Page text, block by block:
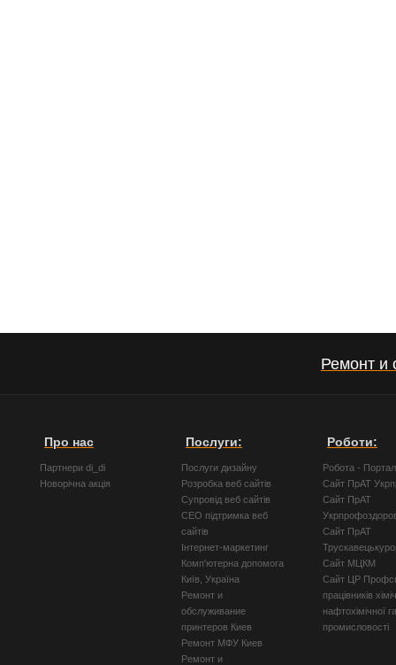
Ремонт и
Про нас
Партнери di_di
Новорічна акція
Послуги:
Послуги дизайну
Розробка веб сайтів
Супровід веб сайтів
СЕО підтримка веб
сайтів
Інтернет-маркетинг
Комп'ютерна допомога
Київ, Україна
Ремонт и
обслуживание
принтеров Киев
Ремонт МФУ Киев
Ремонт и
Роботи:
Робота -
Сайт ПрАТ
Сайт ПрАТ
Сайт ПрАТ
Сайт МЦКМ
Сайт ЦР
працівників
нафтохімічної
промисловості